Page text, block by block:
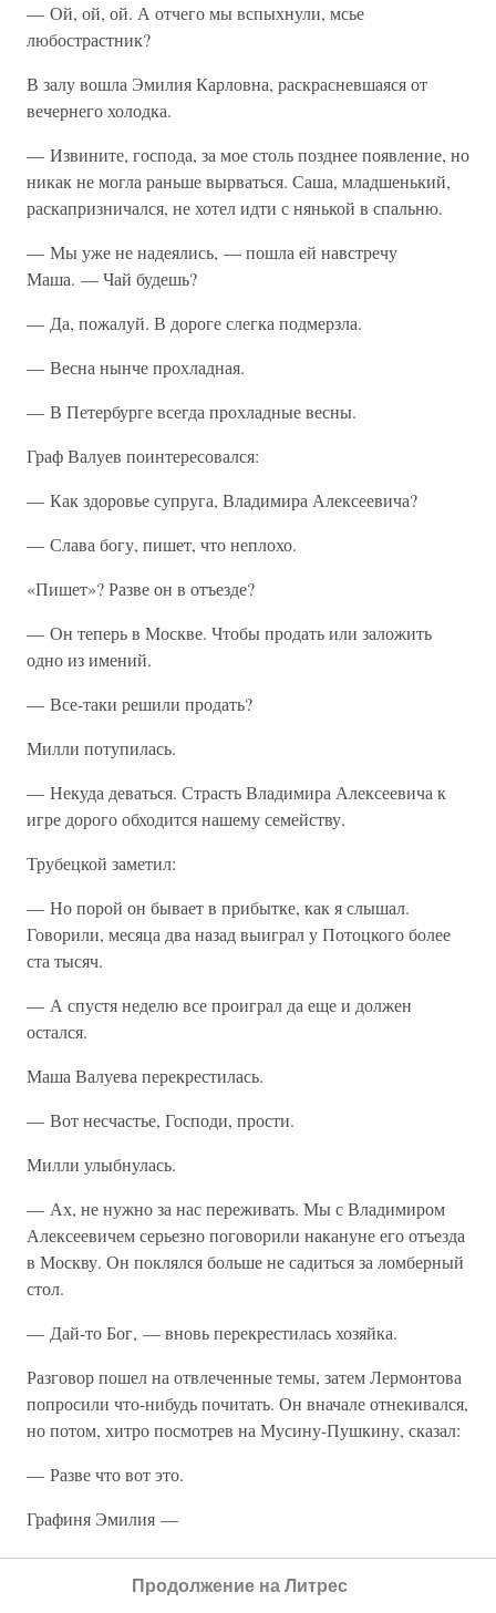
— Ой, ой, ой. А отчего мы вспыхнули, мсье
любострастник?
В залу вошла Эмилия Карловна, раскрасневшаяся от
вечернего холодка.
— Извините, господа, за мое столь позднее появление, но
никак не могла раньше вырваться. Саша, младшенький,
раскапризничался, не хотел идти с нянькой в спальню.
— Мы уже не надеялись, — пошла ей навстречу
Маша. — Чай будешь?
— Да, пожалуй. В дороге слегка подмерзла.
— Весна нынче прохладная.
— В Петербурге всегда прохладные весны.
Граф Валуев поинтересовался:
— Как здоровье супруга, Владимира Алексеевича?
— Слава богу, пишет, что неплохо.
«Пишет»? Разве он в отъезде?
— Он теперь в Москве. Чтобы продать или заложить
одно из имений.
— Все-таки решили продать?
Милли потупилась.
— Некуда деваться. Страсть Владимира Алексеевича к
игре дорого обходится нашему семейству.
Трубецкой заметил:
— Но порой он бывает в прибытке, как я слышал.
Говорили, месяца два назад выиграл у Потоцкого более
ста тысяч.
— А спустя неделю все проиграл да еще и должен
остался.
Маша Валуева перекрестилась.
— Вот несчастье, Господи, прости.
Милли улыбнулась.
— Ах, не нужно за нас переживать. Мы с Владимиром
Алексеевичем серьезно поговорили накануне его отъезда
в Москву. Он поклялся больше не садиться за ломберный
стол.
— Дай-то Бог, — вновь перекрестилась хозяйка.
Разговор пошел на отвлеченные темы, затем Лермонтова
попросили что-нибудь почитать. Он вначале отнекивался,
но потом, хитро посмотрев на Мусину-Пушкину, сказал:
— Разве что вот это.
Графиня Эмилия —
Белее, чем лилия,
Продолжение на Литрес